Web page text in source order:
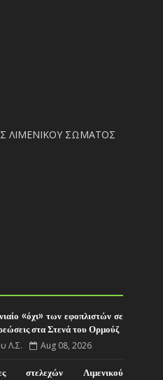
ΛΙΜΕΝΙΚΟΥ ΣΩΜΑΤΟΣ
«όχι» των εφοπλιστών σε
στα Στενά του Ορμούζ
Λ.Σ. Aug 08, 2026
στελεχών Λιμενικού